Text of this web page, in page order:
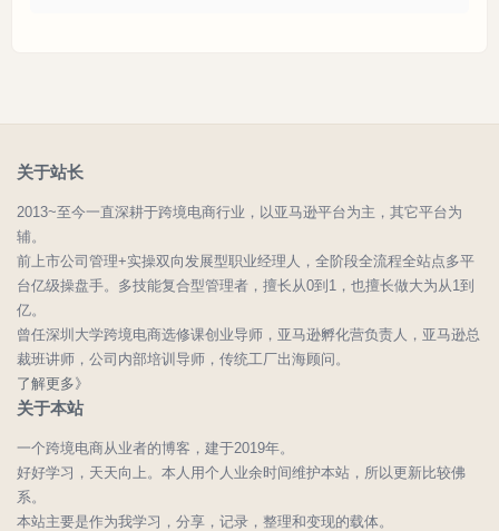
关于站长
2013~至今一直深耕于跨境电商行业，以亚马逊平台为主，其它平台为
辅。
前上市公司管理+实操双向发展型职业经理人，全阶段全流程全站点多平
台亿级操盘手。多技能复合型管理者，擅长从0到1，也擅长做大为从1到
亿。
曾任深圳大学跨境电商选修课创业导师，亚马逊孵化营负责人，亚马逊总
裁班讲师，公司内部培训导师，传统工厂出海顾问。
了解更多》
关于本站
一个跨境电商从业者的博客，建于2019年。
好好学习，天天向上。本人用个人业余时间维护本站，所以更新比较佛
系。
本站主要是作为我学习，分享，记录，整理和变现的载体。